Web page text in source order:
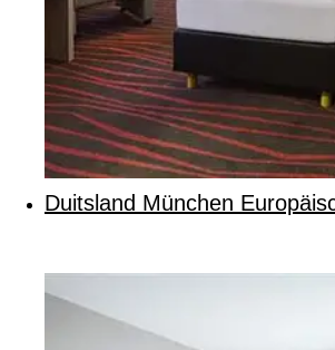
Duitsland München